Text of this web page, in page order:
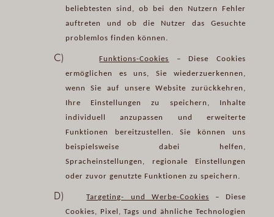
beliebtesten sind, ob bei den Nutzern Fehler
auftreten und ob die Nutzer das Gesuchte
problemlos finden können.
C) Funktions-Cookies
– Diese Cookies
ermöglichen es uns, Sie wiederzuerkennen,
wenn Sie auf unsere Website zurückkehren,
Ihre Einstellungen zu speichern, Inhalte
individuell anzupassen und erweiterte
Funktionen bereitzustellen. Sie können uns
beispielsweise dabei helfen,
Spracheinstellungen, regionale Einstellungen
oder zuvor genutzte Funktionen zu speichern.
D) Targeting- und Werbe-Cookies – Diese
Cookies, Pixel, Tags und ähnliche Technologien